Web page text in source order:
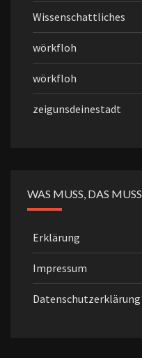
Wissenschattliches
wörkfloh
wörkfloh
zeigunsdeinestadt
WAS MUSS, DAS MUSS
Erklärung
Impressum
Datenschutzerklärung